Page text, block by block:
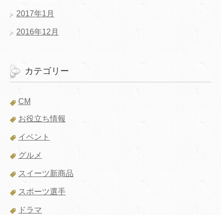
2017年1月
2016年12月
カテゴリー
CM
お役立ち情報
イベント
グルメ
スイーツ新商品
スポーツ選手
ドラマ